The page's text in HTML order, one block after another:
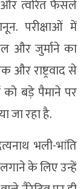
त्वरित फैसले
परीक्षाओं में
और जुर्माने का
और राष्ट्रवाद से
बड़े पैमाने पर
जा रहा है.
भली-भांति
लगाने के लिए उन्हें